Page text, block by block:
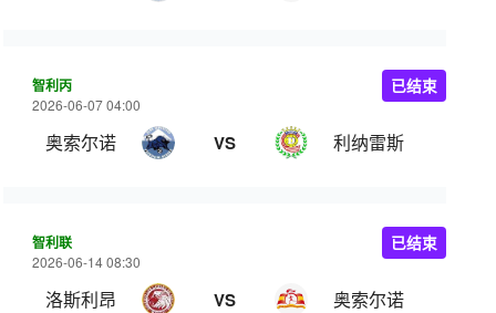
智利丙
2026-06-07 04:00
奥索尔诺 VS 利纳雷斯
已结束
智利联
2026-06-14 08:30
洛斯利昂 VS 奥索尔诺
已结束